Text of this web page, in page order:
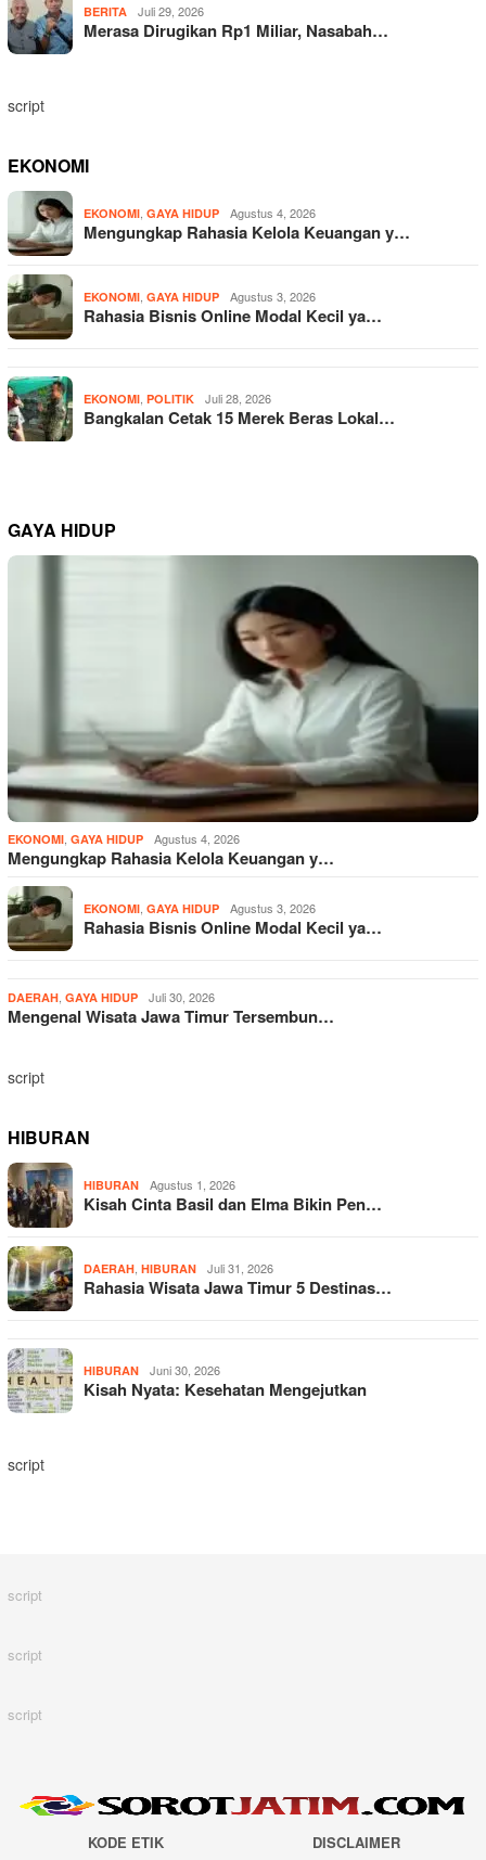
BERITA Juli 29, 2026
Merasa Dirugikan Rp1 Miliar, Nasabah…
script
EKONOMI
EKONOMI GAYA HIDUP Agustus 4, 2026
Mengungkap Rahasia Kelola Keuangan y…
EKONOMI GAYA HIDUP Agustus 3, 2026
Rahasia Bisnis Online Modal Kecil ya…
EKONOMI POLITIK Juli 28, 2026
Bangkalan Cetak 15 Merek Beras Lokal…
GAYA HIDUP
EKONOMI GAYA HIDUP Agustus 4, 2026
Mengungkap Rahasia Kelola Keuangan y…
EKONOMI GAYA HIDUP Agustus 3, 2026
Rahasia Bisnis Online Modal Kecil ya…
DAERAH GAYA HIDUP Juli 30, 2026
Mengenal Wisata Jawa Timur Tersembun…
script
HIBURAN
HIBURAN Agustus 1, 2026
Kisah Cinta Basil dan Elma Bikin Pen…
DAERAH HIBURAN Juli 31, 2026
Rahasia Wisata Jawa Timur 5 Destinas…
HIBURAN Juni 30, 2026
Kisah Nyata: Kesehatan Mengejutkan
script
script
script
script
KODE ETIK DISCLAIMER